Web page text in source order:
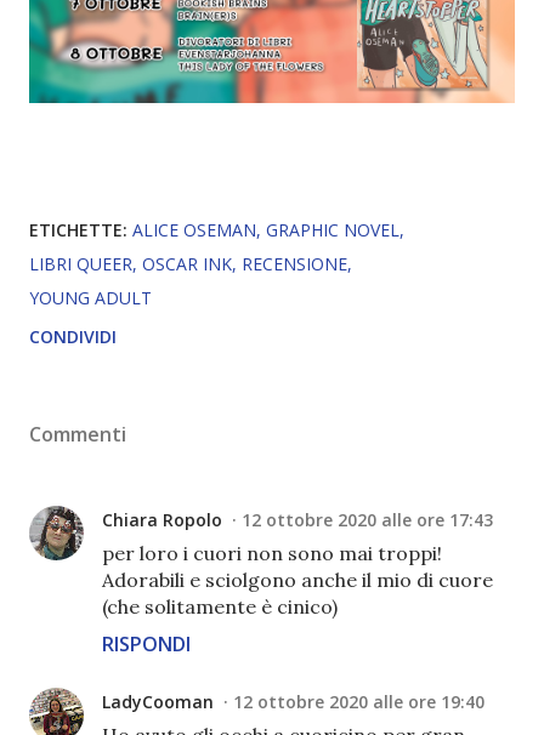
ETICHETTE: ALICE OSEMAN GRAPHIC NOVEL
LIBRI QUEER OSCAR INK RECENSIONE
YOUNG ADULT
CONDIVIDI
Commenti
Chiara Ropolo 12 ottobre 2020 alle ore 17:43
per loro i cuori non sono mai troppi!
Adorabili e sciolgono anche il mio di cuore
(che solitamente è cinico)
RISPONDI
LadyCooman 12 ottobre 2020 alle ore 19:40